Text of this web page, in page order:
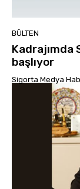
BÜLTEN
Kadrajımda
başlıyor
Sigorta Medya